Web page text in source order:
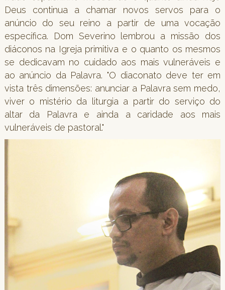
Deus continua a chamar novos servos para o
anúncio do seu reino a partir de uma vocação
específica. Dom Severino lembrou a missão dos
diáconos na Igreja primitiva e o quanto os mesmos
se dedicavam no cuidado aos mais vulneráveis e
ao anúncio da Palavra. "O diaconato deve ter em
vista três dimensões: anunciar a Palavra sem medo,
viver o mistério da liturgia a partir do serviço do
altar da Palavra e ainda a caridade aos mais
vulneráveis de pastoral."